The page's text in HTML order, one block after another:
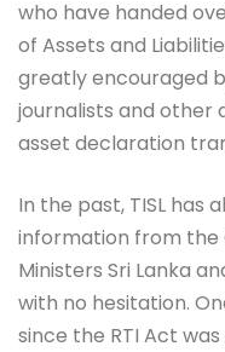
who have handed
of Assets and
greatly encouraged
journalists and other
asset declaration
In the past, TISL has
information from the
Ministers Sri Lanka
with no hesitation.
since the RTI Act